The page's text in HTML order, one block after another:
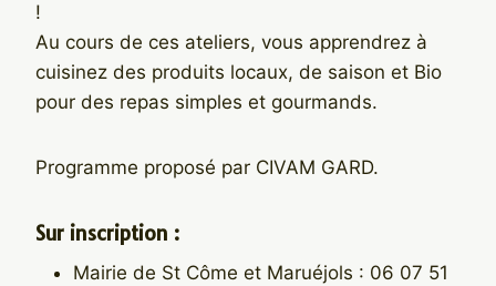
!
Au cours de ces ateliers, vous apprendrez à
cuisinez des produits locaux, de saison et Bio
pour des repas simples et gourmands.
Programme proposé par CIVAM GARD.
Sur inscription :
Mairie de St Côme et Maruéjols : 06 07 51